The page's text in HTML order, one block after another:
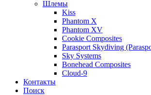
Шлемы
Kiss
Phantom X
Phantom XV
Cookie Composites
Parasport Skydiving
Sky Systems
Bonehead Composites
Cloud-9
Контакты
Поиск